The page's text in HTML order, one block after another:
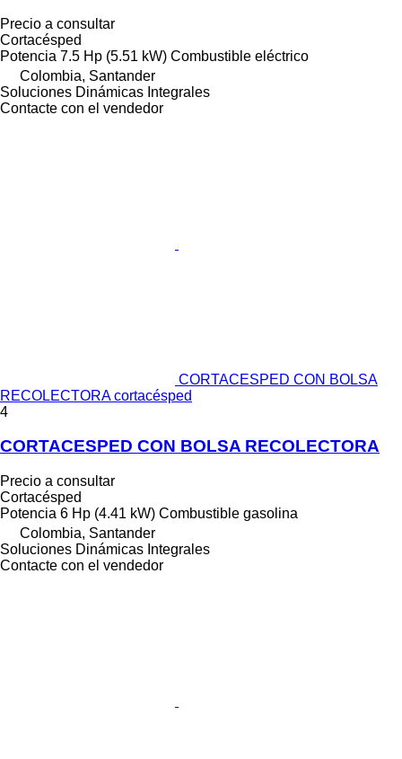
Precio a consultar
Cortacésped
Potencia 7.5 Hp (5.51 kW) Combustible eléctrico
Colombia, Santander
Soluciones Dinámicas Integrales
Contacte con el vendedor
CORTACESPED CON BOLSA
RECOLECTORA cortacésped
4
CORTACESPED CON BOLSA RECOLECTORA
Precio a consultar
Cortacésped
Potencia 6 Hp (4.41 kW) Combustible gasolina
Colombia, Santander
Soluciones Dinámicas Integrales
Contacte con el vendedor